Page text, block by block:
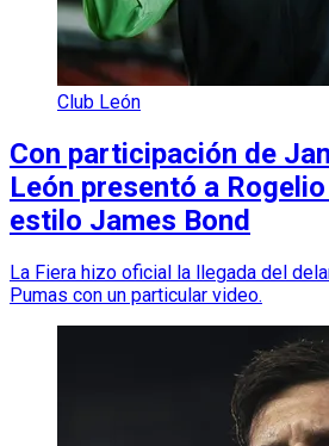
Club León
Con participación de
León presentó a
estilo James Bond
La Fiera hizo oficial la llegada del
Pumas con un particular video.